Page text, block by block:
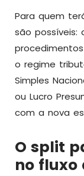
Para quem
são possíveis:
o regime
Simples
ou Lucro
com a nova
O split
no fluxo